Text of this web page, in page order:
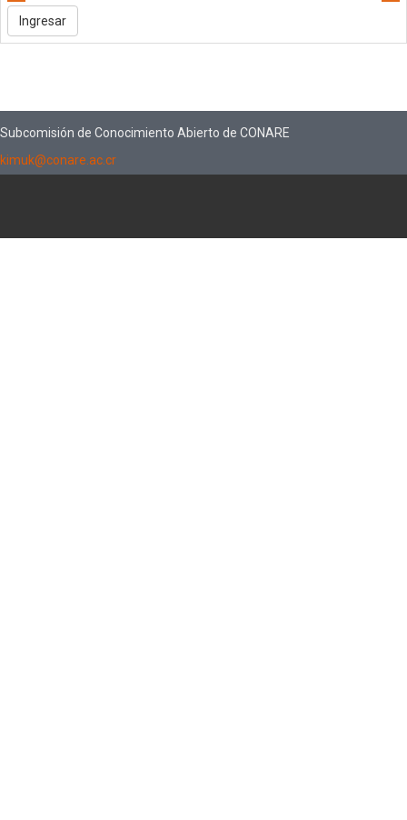
Subcomisión de Conocimiento Abierto de CONARE
kimuk@conare.ac.cr